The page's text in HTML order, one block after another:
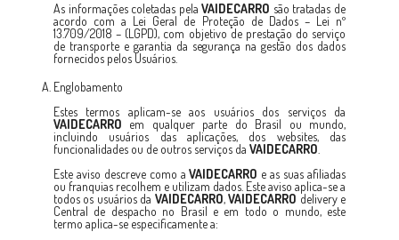
As informações coletadas pelaVAIDECARRO são tratadas de
acordo com a Lei Geral de Proteção de Dados – Lei nº
13.709/2018 – (LGPD), com objetivo de prestação do serviço
de transporte e garantia da segurança na gestão dos dados
fornecidos pelos Usuários.
Englobamento
Estes termos aplicam-se aos usuários dos serviços da
VAIDECARRO em qualquer parte do Brasil ou mundo,
incluindo usuários das aplicações, dos websites, das
funcionalidades ou de outros serviços da VAIDECARRO
Este aviso descreve como aVAIDECARRO e as suas afiliadas
ou franquias recolhem e utilizam dados. Este aviso aplica-se a
todos os usuários da VAIDECARRO,VAIDECARRO delivery e
Central de despacho no Brasil e em todo o mundo, este
termo aplica-se especificamente a: